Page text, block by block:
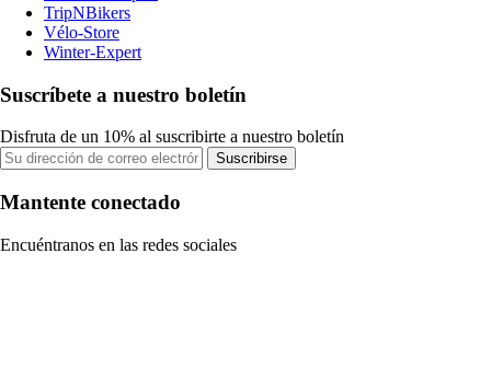
TripNBikers
Vélo-Store
Winter-Expert
Suscríbete a nuestro boletín
Disfruta de un 10% al suscribirte a nuestro boletín
Suscribirse
Mantente conectado
Encuéntranos en las redes sociales